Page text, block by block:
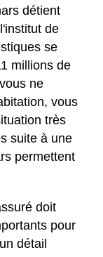
détient
de
se
millions de
ne
vous
très
suite à une
permettent
doit
pour
détail